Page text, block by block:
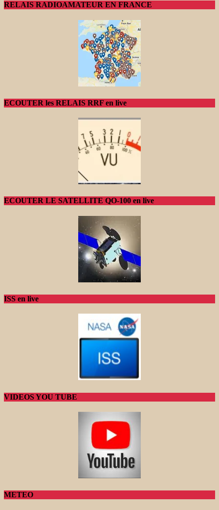
RELAIS RADIOAMATEUR EN FRANCE
ECOUTER les RELAIS RRF en live
ECOUTER LE SATELLITE QO-100 en live
ISS en live
VIDEOS YOU TUBE
METEO